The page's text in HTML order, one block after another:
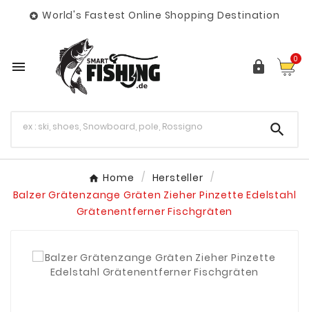
 World's Fastest Online Shopping Destination
  0

Home
Hersteller
Balzer Grätenzange Gräten Zieher Pinzette Edelstahl
Grätenentferner Fischgräten